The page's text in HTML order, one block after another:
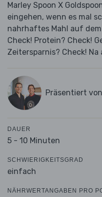
Marley Spoon X
eingehen, wenn es mal
nahrhaftes Mahl auf
Check! Protein? Check!
Zeitersparnis? Check! Na
Präsentiert von
DAUER
5 - 10 Minuten
SCHWIERIGKEITSGRAD
einfach
NÄHRWERTANGABEN PRO